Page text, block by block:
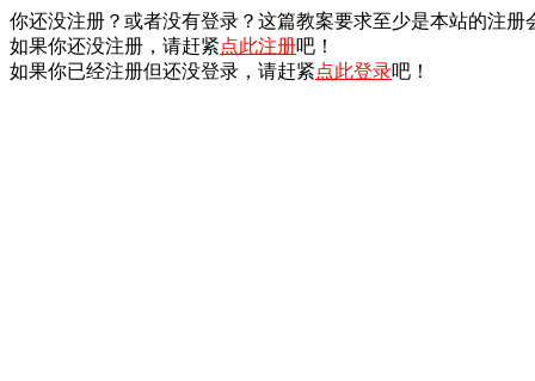
你还没注册？或者没有登录？这篇教案要求至少是本站的注册
如果你还没注册，请赶紧点此注册吧！
如果你已经注册但还没登录，请赶紧点此登录吧！